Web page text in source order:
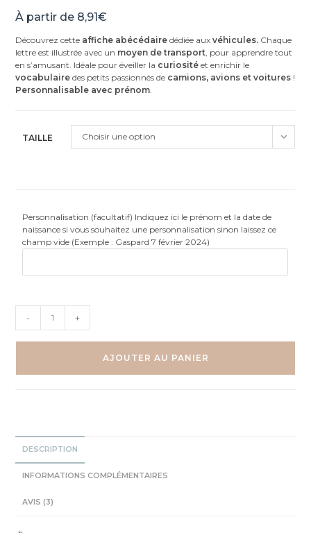
sur 5
notations
À partir de 8,91€
Découvrez cette affiche abécédaire dédiée auxvéhicules. Chaque
lettre est illustrée avec un moyen de transport, pour apprendre tout
en s’amusant. Idéale pour éveiller la curiosité et enrichir le
vocabulaire des petits passionnés de camions, avions et voitures !
Personnalisable avec prénom.
TAILLE Choisir une option
Personnalisation (facultatif) Indiquez ici le prénom et la date de
naissance si vous souhaitez une personnalisation sinon laissez ce
champ vide (Exemple : Gaspard 7 février 2024)
- +
AJOUTER AU PANIER
DESCRIPTION
INFORMATIONS COMPLÉMENTAIRES
AVIS (3)